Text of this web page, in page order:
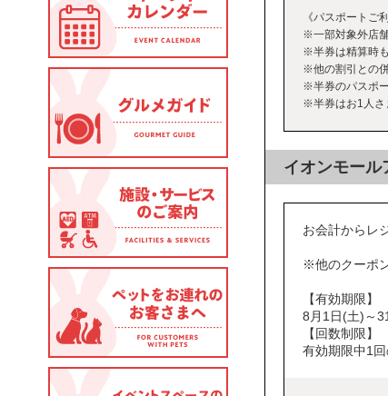
《パスポートご
※一部対象外店
※半券は精算時
※他の割引との
※半券のパスポ
※半券はお1人さ
イオンモール
お会計からレ
※他のクーポ
【有効期限】
8月1日(土)～
【回数制限】
有効期限中1